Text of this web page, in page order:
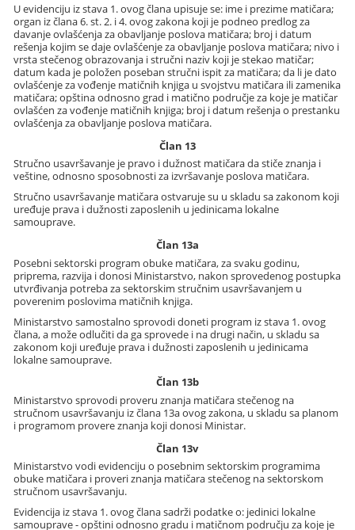
U evidenciju iz stava 1. ovog člana upisuje se: ime i prezime matičara;
organ iz člana 6. st. 2. i 4. ovog zakona koji je podneo predlog za
davanje ovlašćenja za obavljanje poslova matičara; broj i datum
rešenja kojim se daje ovlašćenje za obavljanje poslova matičara; nivo i
vrsta stečenog obrazovanja i stručni naziv koji je stekao matičar;
datum kada je položen poseban stručni ispit za matičara; da li je dato
ovlašćenje za vođenje matičnih knjiga u svojstvu matičara ili zamenika
matičara; opština odnosno grad i matično područje za koje je matičar
ovlašćen za vođenje matičnih knjiga; broj i datum rešenja o prestanku
ovlašćenja za obavljanje poslova matičara.
Član 13
Stručno usavršavanje je pravo i dužnost matičara da stiče znanja i
veštine, odnosno sposobnosti za izvršavanje poslova matičara.
Stručno usavršavanje matičara ostvaruje su u skladu sa zakonom koji
uređuje prava i dužnosti zaposlenih u jedinicama lokalne
samouprave.
Član 13a
Posebni sektorski program obuke matičara, za svaku godinu,
priprema, razvija i donosi Ministarstvo, nakon sprovedenog postupka
utvrđivanja potreba za sektorskim stručnim usavršavanjem u
poverenim poslovima matičnih knjiga.
Ministarstvo samostalno sprovodi doneti program iz stava 1. ovog
člana, a može odlučiti da ga sprovede i na drugi način, u skladu sa
zakonom koji uređuje prava i dužnosti zaposlenih u jedinicama
lokalne samouprave.
Član 13b
Ministarstvo sprovodi proveru znanja matičara stečenog na
stručnom usavršavanju iz člana 13a ovog zakona, u skladu sa planom
i programom provere znanja koji donosi Ministar.
Član 13v
Ministarstvo vodi evidenciju o posebnim sektorskim programima
obuke matičara i proveri znanja matičara stečenog na sektorskom
stručnom usavršavanju.
Evidencija iz stava 1. ovog člana sadrži podatke o: jedinici lokalne
samouprave - opštini odnosno gradu i matičnom području za koje je